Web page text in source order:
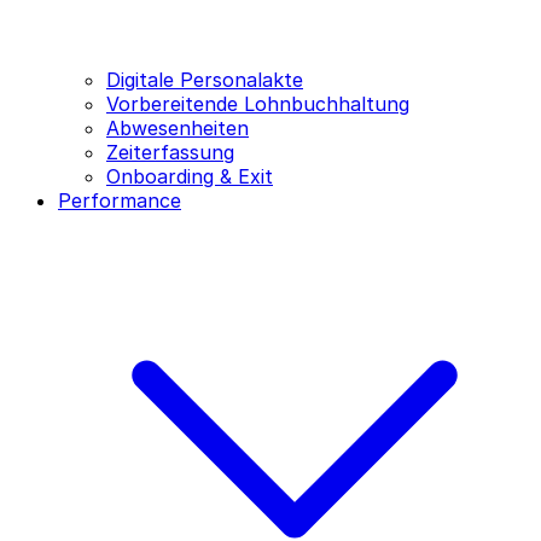
Digitale Personalakte
Vorbereitende Lohnbuchhaltung
Abwesenheiten
Zeiterfassung
Onboarding & Exit
Performance